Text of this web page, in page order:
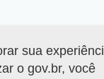
sua
o gov.br, você